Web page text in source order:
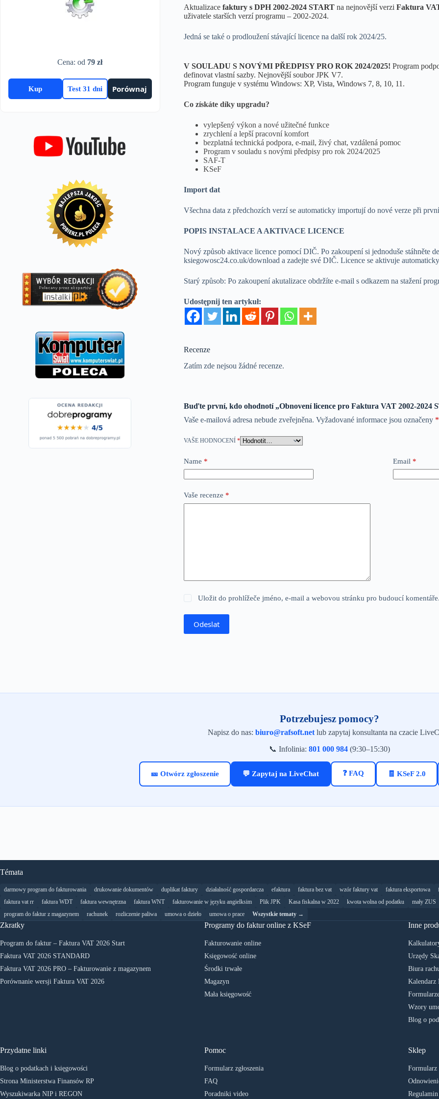
Aktualizace faktury s DPH 2002-2024 START na nejnovější verzi Faktura
uživatele starších verzí programu – 2002-2024.
Jedná se také o prodloužení stávající licence na další rok 2024/25.
V SOULADU S NOVÝMI PŘEDPISY PRO ROK 2024/2025! Program
definovat vlastní sazby. Nejnovější soubor JPK V7.
Program funguje v systému Windows: XP, Vista, Windows 7, 8, 10, 11.
Co získáte díky upgradu?
vylepšený výkon a nové užitečné funkce
zrychlení a lepší pracovní komfort
bezplatná technická podpora, e-mail, živý chat, vzdálená pomoc
Program v souladu s novými předpisy pro rok 2024/2025
SAF-T
KSeF
Import dat
Všechna data z předchozích verzí se automaticky importují do nové verze při
POPIS INSTALACE A AKTIVACE LICENCE
Nový způsob aktivace licence pomocí DIČ. Po zakoupení si jednoduše stáhněte
ksiegowosc24.co.uk/download a zadejte své DIČ. Licence se aktivuje
Starý způsob: Po zakoupení akutalizace obdržíte e-mail s odkazem na stažení
Udostępnij ten artykuł:
Recenze
Zatím zde nejsou žádné recenze.
Buďte první, kdo ohodnotí „Obnovení licence pro Faktura VAT 2002-2024
Vaše e-mailová adresa nebude zveřejněna. Vyžadované informace jsou označeny *
VAŠE HODNOCENÍ *
Name * Email *
Vaše recenze *
Uložit do prohlížeče jméno, e-mail a webovou stránku pro budoucí
Odeslat
Cena: od 79 zł
Kup Test 31 dni Porównaj
Potrzebujesz pomocy?
Napisz do nas: biuro@rafsoft.net lub zapytaj konsultanta na czacie
📞 Infolinia: 801 000 984(9:30–15:30)
🎫 Otwórz zgłoszenie 💬 Zapytaj na LiveChat ❓ FAQ 🧾 KSeF 2.0
Témata
darmowy program do fakturowania drukowanie dokumentów duplikat faktury działalność gospordarcza efaktura faktura bez vat wzór faktury vat faktura eksportowa
faktura vat rr
faktura WDT faktura wewnętrzna faktura WNT fakturowanie w języku angielksim Plik JPK Kasa fiskalna w 2022 kwota wolna od podatku
mały ZUS
program do faktur z magazynem
rachunek rozliczenie paliwa umowa o dzieło umowa o prace Wszystkie tematy →
Zkratky
Program do faktur – Faktura VAT 2026 Start
Faktura VAT 2026 STANDARD
Faktura VAT 2026 PRO – Fakturowanie z magazynem
Porównanie wersji Faktura VAT 2026
Programy do faktur online z KSeF
Fakturowanie online
Księgowość online
Środki trwałe
Magazyn
Mała księgowość
Inne
Urzędy
Biura
Kalendarz
Wzory
Blog o
Sklep
Formularz
Regulamin
Przydatne linki
Blog o podatkach i księgowości
Strona Ministerstwa Finansów RP
Wyszukiwarka NIP i REGON
Pomoc
Formularz zgłoszenia
FAQ
Poradniki video